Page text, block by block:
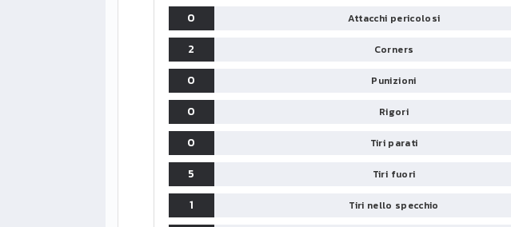
0
Attacchi pericolosi
2
Corners
0
Punizioni
0
Rigori
0
Tiri parati
5
Tiri fuori
1
Tiri nello specchio